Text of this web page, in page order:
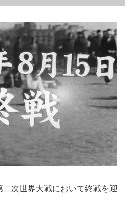
次世界大戦において終戦を迎